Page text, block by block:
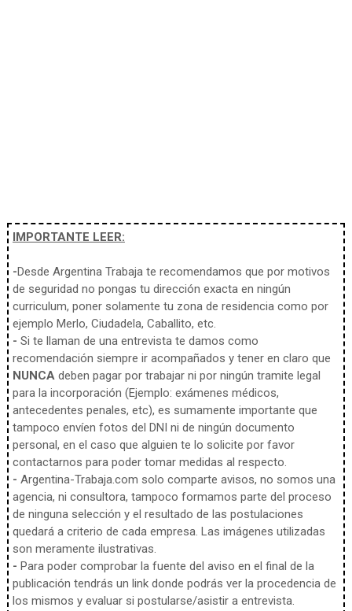
IMPORTANTE LEER:
-Desde Argentina Trabaja te recomendamos que por motivos
de seguridad no pongas tu dirección exacta en ningún
curriculum, poner solamente tu zona de residencia como por
ejemplo Merlo, Ciudadela, Caballito, etc.
- Si te llaman de una entrevista te damos como
recomendación siempre ir acompañados y tener en claro que
NUNCAdeben pagar por trabajar ni por ningún tramite legal
para la incorporación (Ejemplo: exámenes médicos,
antecedentes penales, etc), es sumamente importante que
tampoco envíen fotos del DNI ni de ningún documento
personal, en el caso que alguien te lo solicite por favor
contactarnos para poder tomar medidas al respecto.
- Argentina-Trabaja.com solo comparte avisos, no somos una
agencia, ni consultora, tampoco formamos parte del proceso
de ninguna selección y el resultado de las postulaciones
quedará a criterio de cada empresa. Las imágenes utilizadas
son meramente ilustrativas.
- Para poder comprobar la fuente del aviso en el final de la
publicación tendrás un link donde podrás ver la procedencia de
los mismos y evaluar si postularse/asistir a entrevista.